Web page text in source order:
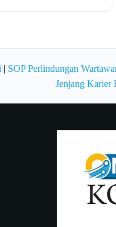
SOP Perlindungan
Jenjang Karier